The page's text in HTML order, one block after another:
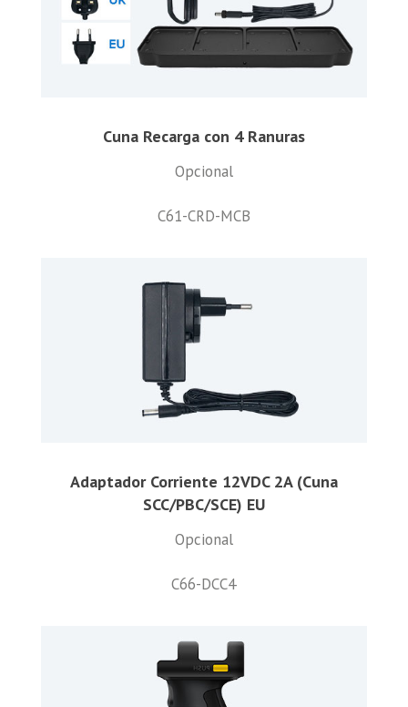
Cuna Recarga con 4 Ranuras
Opcional
C61-CRD-MCB
Adaptador Corriente 12VDC 2A (Cuna
SCC/PBC/SCE) EU
Opcional
C66-DCC4